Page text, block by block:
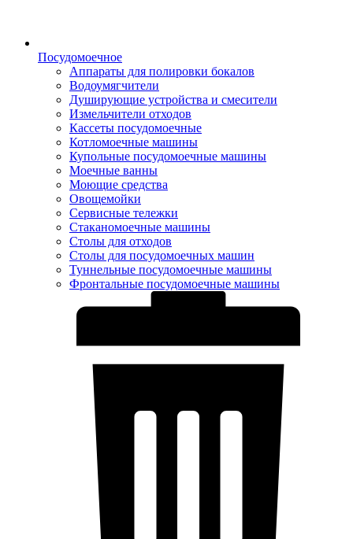
Посудомоечное
Аппараты для полировки бокалов
Водоумягчители
Душирующие устройства и смесители
Измельчители отходов
Кассеты посудомоечные
Котломоечные машины
Купольные посудомоечные машины
Моечные ванны
Моющие средства
Овощемойки
Сервисные тележки
Стаканомоечные машины
Столы для отходов
Столы для посудомоечных машин
Туннельные посудомоечные машины
Фронтальные посудомоечные машины